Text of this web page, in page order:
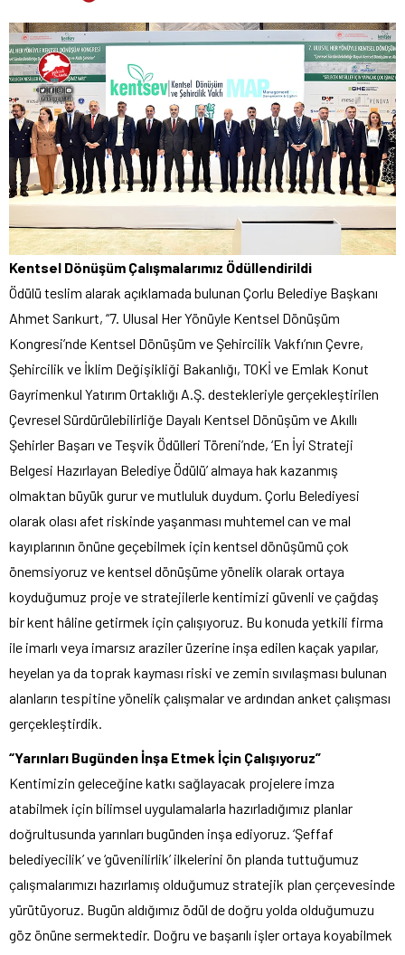
Kentsel Dönüşüm Çalışmalarımız Ödüllendirildi
Ödülü teslim alarak açıklamada bulunan Çorlu Belediye Başkanı
Ahmet Sarıkurt, “7. Ulusal Her Yönüyle Kentsel Dönüşüm
Kongresi’nde Kentsel Dönüşüm ve Şehircilik Vakfı’nın Çevre,
Şehircilik ve İklim Değişikliği Bakanlığı, TOKİ ve Emlak Konut
Gayrimenkul Yatırım Ortaklığı A.Ş. destekleriyle gerçekleştirilen
Çevresel Sürdürülebilirliğe Dayalı Kentsel Dönüşüm ve Akıllı
Şehirler Başarı ve Teşvik Ödülleri Töreni’nde, ‘En İyi Strateji
Belgesi Hazırlayan Belediye Ödülü’ almaya hak kazanmış
olmaktan büyük gurur ve mutluluk duydum. Çorlu Belediyesi
olarak olası afet riskinde yaşanması muhtemel can ve mal
kayıplarının önüne geçebilmek için kentsel dönüşümü çok
önemsiyoruz ve kentsel dönüşüme yönelik olarak ortaya
koyduğumuz proje ve stratejilerle kentimizi güvenli ve çağdaş
bir kent hâline getirmek için çalışıyoruz. Bu konuda yetkili firma
ile imarlı veya imarsız araziler üzerine inşa edilen kaçak yapılar,
heyelan ya da toprak kayması riski ve zemin sıvılaşması bulunan
alanların tespitine yönelik çalışmalar ve ardından anket çalışması
gerçekleştirdik.
“Yarınları Bugünden İnşa Etmek İçin Çalışıyoruz”
Kentimizin geleceğine katkı sağlayacak projelere imza
atabilmek için bilimsel uygulamalarla hazırladığımız planlar
doğrultusunda yarınları bugünden inşa ediyoruz. ‘Şeffaf
belediyecilik’ ve ‘güvenilirlik’ ilkelerini ön planda tuttuğumuz
çalışmalarımızı hazırlamış olduğumuz stratejik plan çerçevesinde
yürütüyoruz. Bugün aldığımız ödül de doğru yolda olduğumuzu
göz önüne sermektedir. Doğru ve başarılı işler ortaya koyabilmek